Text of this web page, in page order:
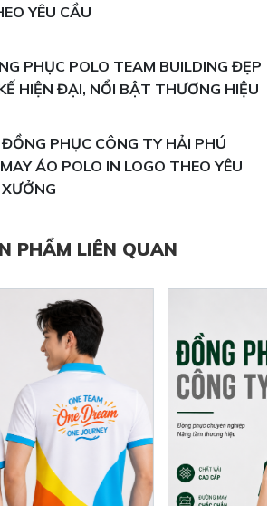
YÊU CẦU
PHỤC POLO TEAM BUILDING ĐẸP
HIỆN ĐẠI, NỔI BẬT THƯƠNG HIỆU
PHỤC CÔNG TY HẢI PHÚ
ÁO POLO IN LOGO THEO YÊU
PHẨM LIÊN QUAN